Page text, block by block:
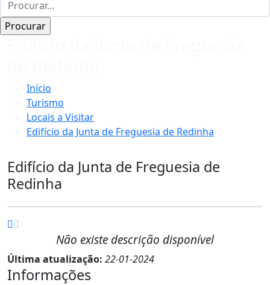
Início
Turismo
Locais a Visitar
Edifício da Junta de Freguesia de Redinha
Edifício da Junta de Freguesia de
Redinha
Não existe descrição disponível
Última atualização: 22-01-2024
Informações